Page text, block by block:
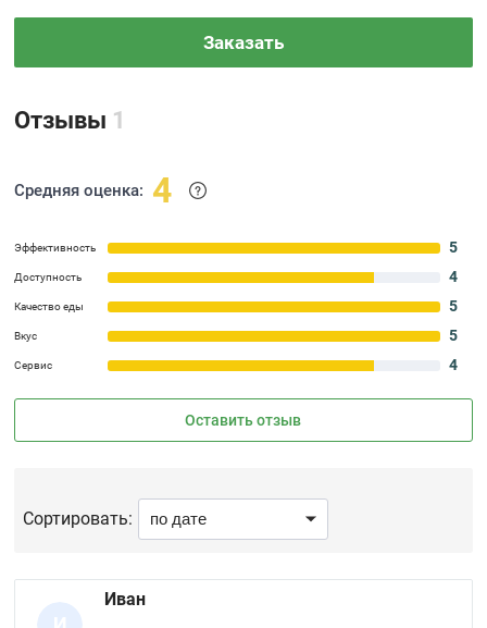
Заказать
Отзывы 1
Средняя оценка: 4
Эффективность 5
Доступность 4
Качество еды 5
Вкус 5
Сервис 4
Оставить отзыв
Сортировать:
Иван